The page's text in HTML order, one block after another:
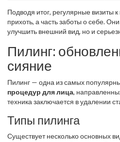
Подводя итог, регулярные визиты
прихоть, а часть заботы о себе.
улучшить внешний вид, но и
Пилинг:
сияние
Пилинг — одна из самых
процедур для лица,
техника заключается в удалении
результате кожа становится
Типы пилинга
Существует несколько основных